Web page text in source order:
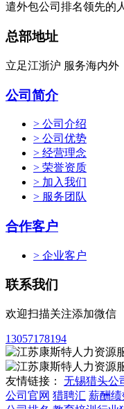
遣外包公司排名领先的
总部地址
立足江浙沪 服务海内外
公司简介
> 公司介绍
> 公司优势
> 经营理念
> 荣誉资质
> 加入我们
> 服务团队
合作客户
> 企业客户
联系我们
欢迎扫描关注添加微信
13057178194
友情链接： 无锡猎头公
公司官网 猎聘汇 薪酬